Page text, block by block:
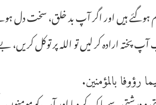
ہیں اور اگر آپ بد خلق، سخت دل
ارادہ کر لیں تو اللہ پر توکل
رؤوفا بالمؤمنين.